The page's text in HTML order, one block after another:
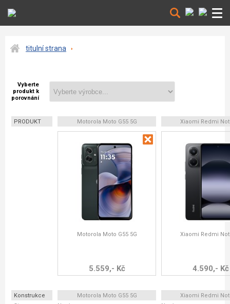
titulní strana
Vyberte
produkt k
porovnání
PRODUKT Motorola Moto G55 5G Xiaomi Redmi
Motorola Moto G55 5G
5.559,- Kč
Xiaomi Redmi
4.590,- Kč
Konstrukce Motorola Moto G55 5G
Xiaomi Redmi